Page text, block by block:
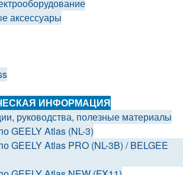
аксессуары
ИНФОРМАЦИЯ
руководства, полезные материалы
GEELY Atlas (NL-3)
GEELY Atlas PRO (NL-3B) / BELGEE